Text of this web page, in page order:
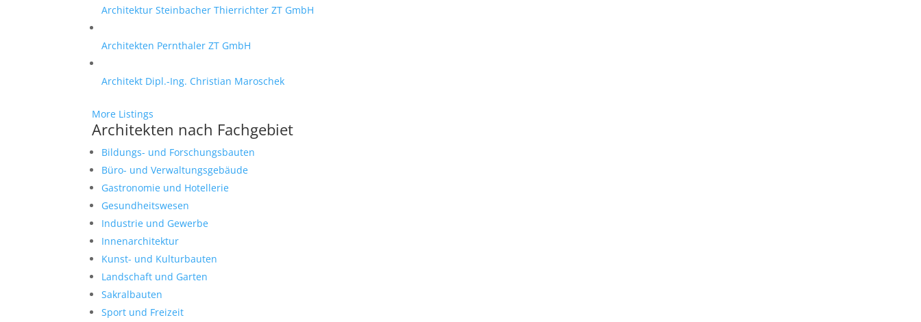
Architektur Steinbacher Thierrichter ZT GmbH
Architekten Pernthaler ZT GmbH
Architekt Dipl.-Ing. Christian Maroschek
More Listings
Architekten nach Fachgebiet
Bildungs- und Forschungsbauten
Büro- und Verwaltungsgebäude
Gastronomie und Hotellerie
Gesundheitswesen
Industrie und Gewerbe
Innenarchitektur
Kunst- und Kulturbauten
Landschaft und Garten
Sakralbauten
Sport und Freizeit